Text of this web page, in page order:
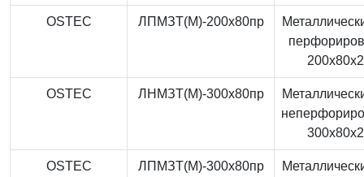
OSTEC ЛПМЗТ(М)-200x80пр
OSTEC ЛНМЗТ(М)-300x80пр
OSTEC ЛПМЗТ(М)-300x80пр